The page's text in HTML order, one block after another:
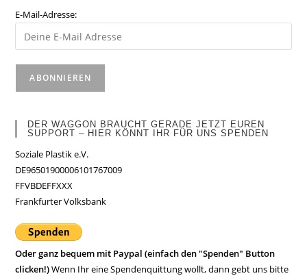
E-Mail-Adresse:
DER WAGGON BRAUCHT GERADE JETZT EUREN
SUPPORT – HIER KÖNNT IHR FÜR UNS SPENDEN
Soziale Plastik e.V.
DE96501900006101767009
FFVBDEFFXXX
Frankfurter Volksbank
Oder ganz bequem mit Paypal (einfach den "Spenden" Button
clicken!)Wenn Ihr eine Spendenquittung wollt, dann gebt uns bitte